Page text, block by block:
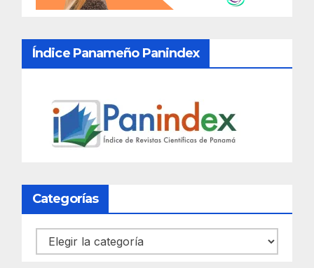
Índice Panameño Panindex
Categorías
Categorías